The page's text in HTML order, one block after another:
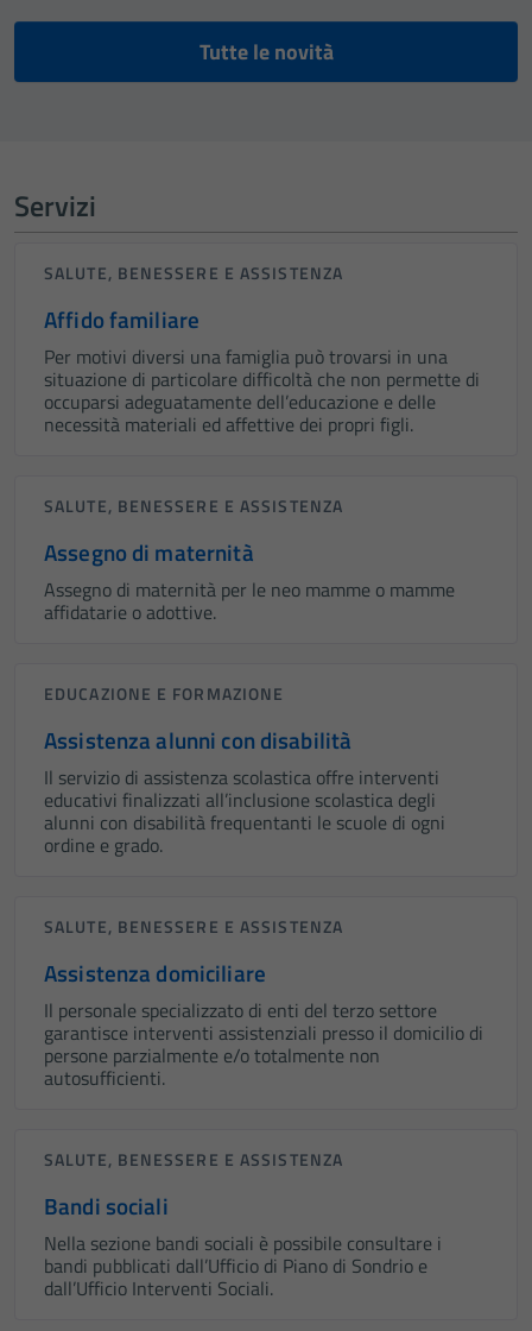
Tutte le novità
Servizi
SALUTE, BENESSERE E ASSISTENZA
Affido familiare
Per motivi diversi una famiglia può trovarsi in una
situazione di particolare difficoltà che non permette di
occuparsi adeguatamente dell’educazione e delle
necessità materiali ed affettive dei propri figli.
SALUTE, BENESSERE E ASSISTENZA
Assegno di maternità
Assegno di maternità per le neo mamme o mamme
affidatarie o adottive.
EDUCAZIONE E FORMAZIONE
Assistenza alunni con disabilità
Il servizio di assistenza scolastica offre interventi
educativi finalizzati all’inclusione scolastica degli
alunni con disabilità frequentanti le scuole di ogni
ordine e grado.
SALUTE, BENESSERE E ASSISTENZA
Assistenza domiciliare
Il personale specializzato di enti del terzo settore
garantisce interventi assistenziali presso il domicilio di
persone parzialmente e/o totalmente non
autosufficienti.
SALUTE, BENESSERE E ASSISTENZA
Bandi sociali
Nella sezione bandi sociali è possibile consultare i
bandi pubblicati dall’Ufficio di Piano di Sondrio e
dall’Ufficio Interventi Sociali.